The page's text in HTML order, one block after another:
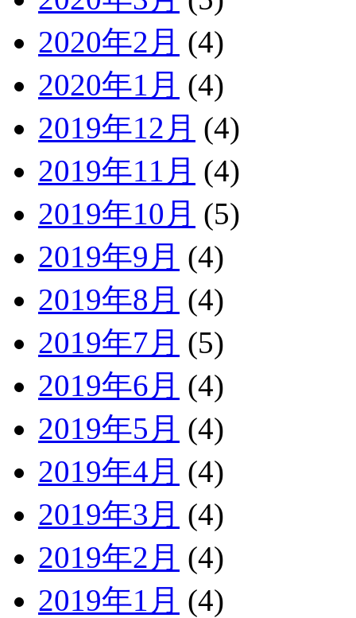
2020年2月 (4)
2020年1月 (4)
2019年12月 (4)
2019年11月 (4)
2019年10月 (5)
2019年9月 (4)
2019年8月 (4)
2019年7月 (5)
2019年6月 (4)
2019年5月 (4)
2019年4月 (4)
2019年3月 (4)
2019年2月 (4)
2019年1月 (4)